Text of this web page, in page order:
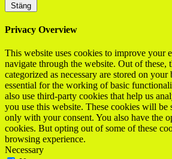
Stäng
Privacy Overview
This website uses cookies to improve your
navigate through the website. Out of these,
categorized as necessary are stored on your
essential for the working of basic
also use third-party cookies that help us
you use this website. These cookies will be
only with your consent. You also have the
cookies. But opting out of some of these
browsing experience.
Necessary